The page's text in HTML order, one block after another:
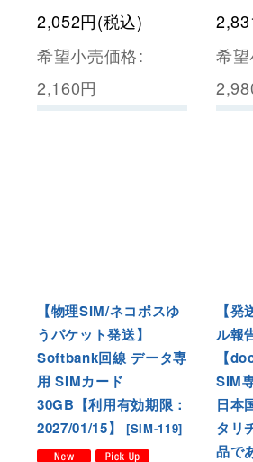
2,052円(税込)
希望小売価格:
2,160円
希
【物理SIM/ネコポスゆ
うパケット発送】
Softbank回線 データ専
用 SIMカード
30GB【利用有効期限：
2027/01/15】
[SIM-119]
【
ル報
【
SIM
日本
タリ
品で